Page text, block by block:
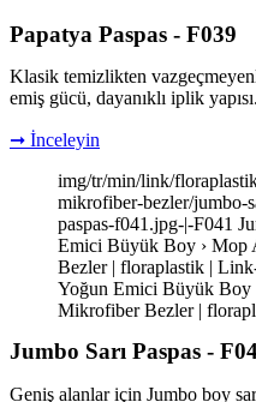
Papatya Paspas - F039
Klasik temizlikten
emiş gücü, dayanıklı iplik
➞ İnceleyin
img/tr/min/link/
mikrofiber-bezler/jumbo-
paspas-f041.jpg-|-F041
Emici Büyük Boy › Mop
Bezler | floraplastik |
Yoğun Emici Büyük Boy
Mikrofiber Bezler |
Jumbo Sarı Paspas -
Geniş alanlar için Jumbo boy